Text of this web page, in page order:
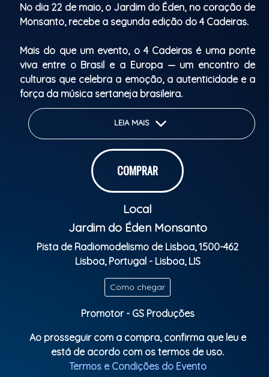
No dia 22 de maio, o Jardim do Éden, no coração de
Monsanto, recebe a segunda edição do 4 Cadeiras.
Mais do que um evento, o 4 Cadeiras é uma ponte
viva entre o Brasil e a Europa — um encontro de
culturas que celebra a emoção, a autenticidade e a
força da música sertaneja brasileira.
De Lisboa para o mundo, levamos histórias
cantadas que aproximam, unem e tocam o coração
de um público cada vez mais apaixonado.
Vem viver essa experiência única. Cultura que une.
Música que emociona.
Classificação etária: 16 anos
LEIA MAIS
COMPRAR
Local
Jardim do Éden Monsanto
Pista de Radiomodelismo de Lisboa, 1500-462
Lisboa, Portugal - Lisboa, LIS
Como chegar
Promotor - GS Produções
Ao prosseguir com a compra, confirma que leu e
está de acordo com os termos de uso.
Termos e Condições do Evento